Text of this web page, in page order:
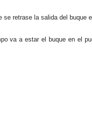
se retrase la salida del buque
va a estar el buque en el